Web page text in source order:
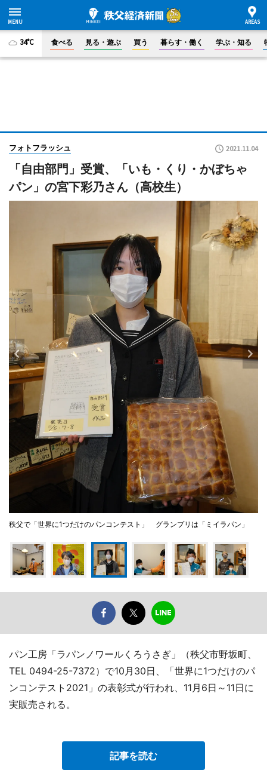
34°C 食べる 見る・遊ぶ 買う 暮らす・働く 学ぶ・知る
フォトフラッシュ 2021.11.04
「自由部門」受賞、「いも・くり・かぼちゃ
パン」の宮下彩乃さん（高校生）
秩父で「世界に1つだけのパンコンテスト」 グランプリは「ミイラパン」
パン工房「ラパンノワールくろうさぎ」（秩父市野坂町、
TEL 0494-25-7372）で10月30日、「世界に1つだけのパ
ンコンテスト2021」の表彰式が行われ、11月6日～11日に
実販売される。
記事を読む